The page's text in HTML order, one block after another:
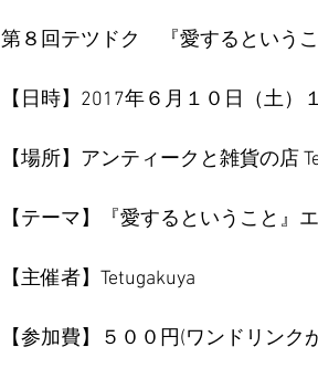
第８回テツドク　『愛するという
【日時】2017年６月１０日（土）
【場所】アンティークと雑貨の店
【テーマ】『愛するということ』
【主催者】Tetugakuya
【参加費】５００円(ワンドリンク